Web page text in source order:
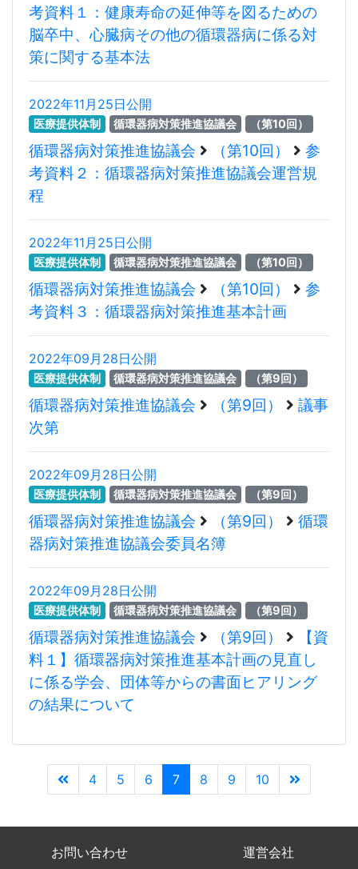
考資料１：健康寿命の延伸等を図るための
脳卒中、心臓病その他の循環器病に係る対
策に関する基本法
2022年11月25日公開
医療提供体制 循環器病対策推進協議会 （第10回）
循環器病対策推進協議会 （第10回）
参
考資料２：循環器病対策推進協議会運営規
程
2022年11月25日公開
医療提供体制 循環器病対策推進協議会 （第10回）
循環器病対策推進協議会 （第10回）
参
考資料３：循環器病対策推進基本計画
2022年09月28日公開
医療提供体制 循環器病対策推進協議会 （第9回）
循環器病対策推進協議会 （第9回）
議事
次第
2022年09月28日公開
医療提供体制 循環器病対策推進協議会 （第9回）
循環器病対策推進協議会 （第9回）
循環
器病対策推進協議会委員名簿
2022年09月28日公開
医療提供体制 循環器病対策推進協議会 （第9回）
循環器病対策推進協議会 （第9回）
【資
料１】循環器病対策推進基本計画の見直し
に係る学会、団体等からの書面ヒアリング
の結果について
4 5 6 7 8 9 10
お問い合わせ 運営会社